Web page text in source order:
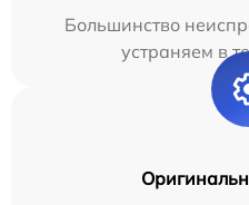
Большинство
устраняем в